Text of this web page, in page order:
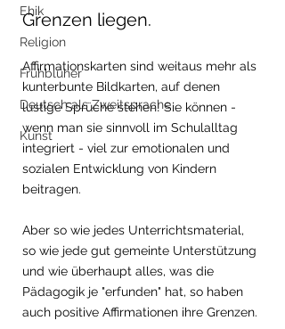
Ehik
Religion
Frühblüher
Deutsch als Zweitsprache
Kunst
Grenzen liegen.
Affirmationskarten sind weitaus mehr als
kunterbunte Bildkarten, auf denen
lustige Sprüche stehen! Sie können -
wenn man sie sinnvoll im Schulalltag
integriert - viel zur emotionalen und
sozialen Entwicklung von Kindern
beitragen.
Aber so wie jedes Unterrichtsmaterial,
so wie jede gut gemeinte Unterstützung
und wie überhaupt alles, was die
Pädagogik je "erfunden" hat, so haben
auch positive Affirmationen ihre Grenzen.